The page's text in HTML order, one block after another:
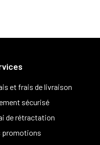
et frais de livraison
sécurisé
de rétractation
promotions